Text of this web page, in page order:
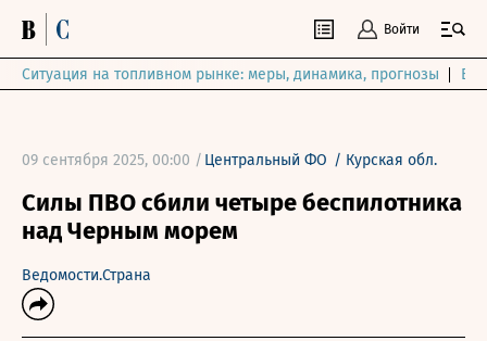
Войти
Ситуация на топливном рынке: меры, динамика, прогнозы
09 сентября 2025, 00:00 / Центральный ФО / Курская обл.
Силы ПВО сбили четыре беспилотника
над Черным морем
Ведомости.Страна